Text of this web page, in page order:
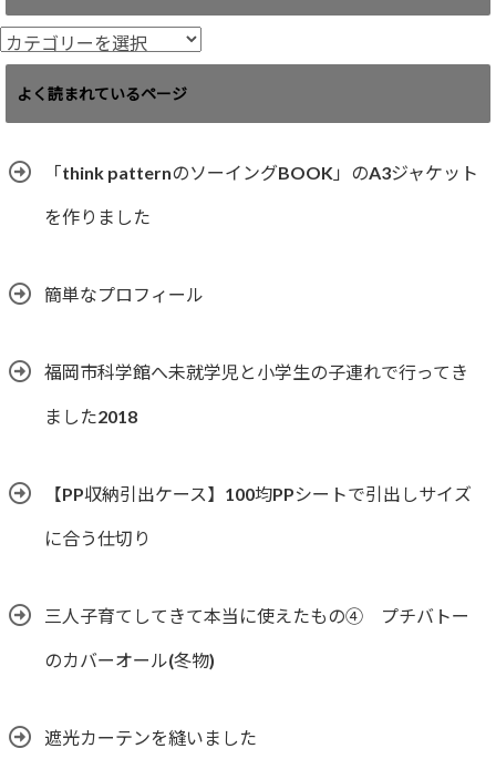
イ
ブ
カ
テ
リ
よく読まれているページ
「think patternのソーイングBOOK」のA3ジャケット
を作りました
簡単なプロフィール
福岡市科学館へ未就学児と小学生の子連れで行ってき
ました2018
【PP収納引出ケース】100均PPシートで引出しサイズ
に合う仕切り
三人子育てしてきて本当に使えたもの④ プチバトー
のカバーオール(冬物)
遮光カーテンを縫いました